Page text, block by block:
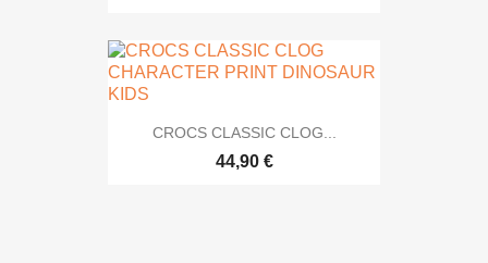
CROCS CLASSIC CLOG...
44,90 €